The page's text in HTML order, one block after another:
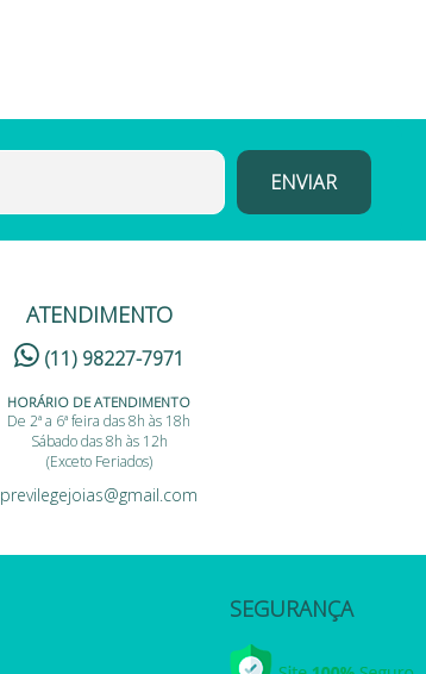
ATENDIMENTO
(11) 98227-7971
HORÁRIO DE ATENDIMENTO
De 2ª a 6ª feira das 8h às 18h
Sábado das 8h às 12h
(Exceto Feriados)
previlegejoias@gmail.com
SEGURANÇA